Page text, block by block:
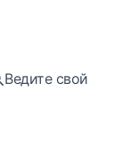
Ведите свой